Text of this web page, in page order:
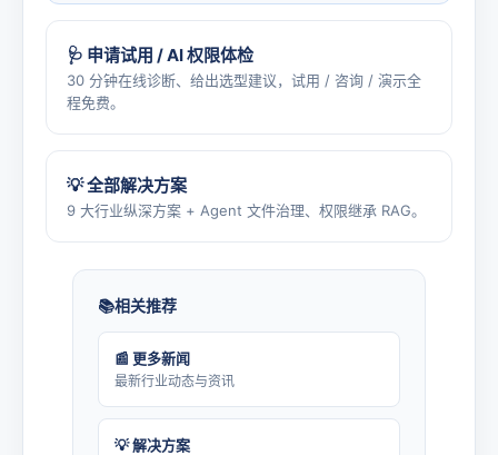
🩺 申请试用 / AI 权限体检
30 分钟在线诊断、给出选型建议，试用 / 咨询 / 演示全
程免费。
💡 全部解决方案
9 大行业纵深方案 + Agent 文件治理、权限继承 RAG。
相关推荐
📰 更多新闻
最新行业动态与资讯
💡 解决方案